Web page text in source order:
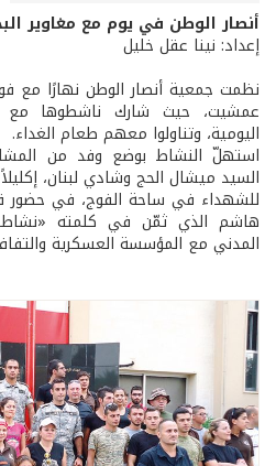
أنصار الوطن في يوم مع مغاوير
إعداد: نينا عقل خليل
نظمت جمعية أنصار الوطن نهارًا مع
عمشيت، حيث شارك ناشطوها مع
اليومية، وتناولوا معهم طعام الغداء.
استهلّ النشاط بوضع وفد من
السيد ميشال الحج وشادي لبنان،
للشهداء في ساحة الفوج، في حضور
هاشم الذي ثمّن في كلمته
المدني مع المؤسسة العسكرية